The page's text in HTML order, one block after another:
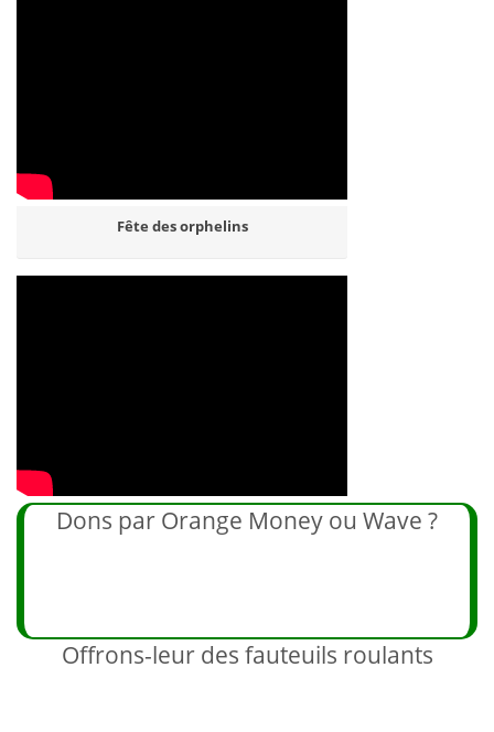
Fête des orphelins
Dons par Orange Money ou Wave ?
Offrons-leur des fauteuils roulants